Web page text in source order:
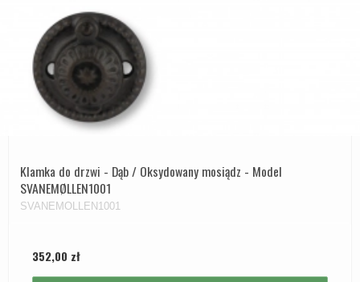
Klamka do drzwi - Dąb / Oksydowany mosiądz - Model
SVANEMØLLEN1001
SVANEMOLLEN1001
352,00 zł